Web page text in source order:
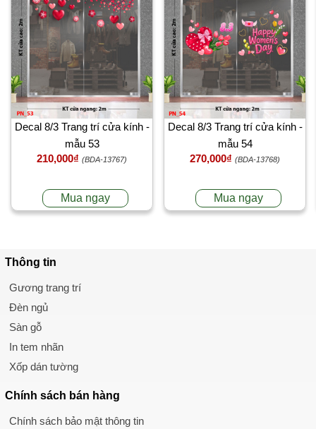
Decal 8/3 Trang trí cửa kính -
mẫu 53
210,000₫ (BDA-13767)
Mua ngay
Decal 8/3 Trang trí cửa kính -
mẫu 54
270,000₫ (BDA-13768)
Mua ngay
Thông tin
Gương trang trí
Đèn ngủ
Sàn gỗ
In tem nhãn
Xốp dán tường
Chính sách bán hàng
Chính sách bảo mật thông tin